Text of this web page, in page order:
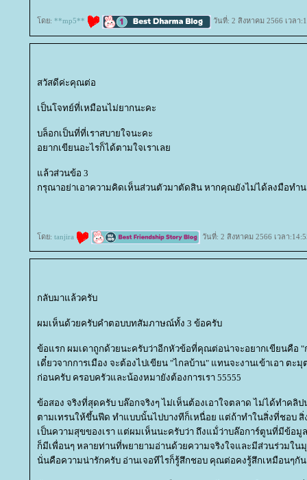
ดย: **mp5** วันที่: 2 สิงหาคม 2566 เวลา
สวัสดีค่ะคุณต่อ
เป็นโจทย์ที่เหมือนไม่ยากนะคะ
บล็อกเป็นที่ที่เราสบายใจนะคะ
อยากเขียนอะไรก็ได้ตามใจเราเล
ล้วส่วนข้อ 3
กรุณาอย่าเอาความคิดเห็นส่วนตัวมาตัดสิน หากคุณยังไม่ได้ลงมือทำ
ดย: tanjira วันที่: 2 สิงหาคม 2566 เวลา
กลับมาแล้วครับ
ผมเห็นด้วยครับคำตอบบทสัมภาษณ์ทั้ง 3 ข้อครับ
ข้อแรก ผมเดาถูกด้วยนะครับว่าอีกหัวข้อที่คุณต่อน่าจะอยากเขียนคือ
เดี๋ยวจากการเมือง จะต้องไปเขียน "ไกลบ้าน" แทนจะงานเข้าเอา ต
ก่อนครับ ครอบครัวและน้องหมายังต้องการเรา 55555
ข้อสอง จริงที่สุดครับ บล๊อกจริงๆ ไม่เห็นต้องเอาใจตลาด ไม่ได้ทำคลิ
ตามเทรนให้ขึ้นฟีด ทำแบบนั้นไปบางทีก็เหนื่อย แต่ถ้าทำในสิ่งที่ชอบ สิ่
เป็นความสุขของเรา แต่ผมเห็นนะครับว่า ถึงแม้่ว่าบล๊อการ์ตูนที่มีข้อ
ก็มีเพื่อนๆ หลายท่านที่พยายามอ่านด้วยความจริงใจและมีส่วนร่วมใน
นั่นคือความน่ารักครับ อ่านเจอทีไรก็รู้สึกชอบ คุณต่อคงรู้สึกเหมือนๆกัน